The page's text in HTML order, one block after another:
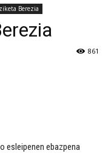
Berezia
861
esleipenen ebazpena